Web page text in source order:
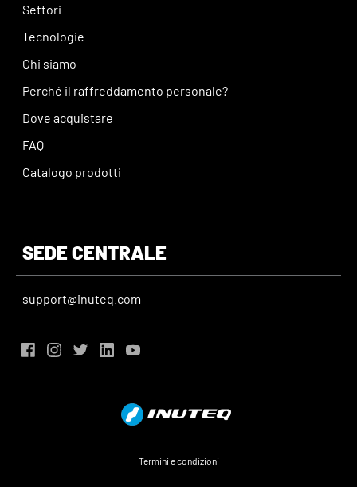
Settori
Tecnologie
Chi siamo
Perché il raffreddamento personale?
Dove acquistare
FAQ
Catalogo prodotti
SEDE CENTRALE
support@inuteq.com
Termini e condizioni